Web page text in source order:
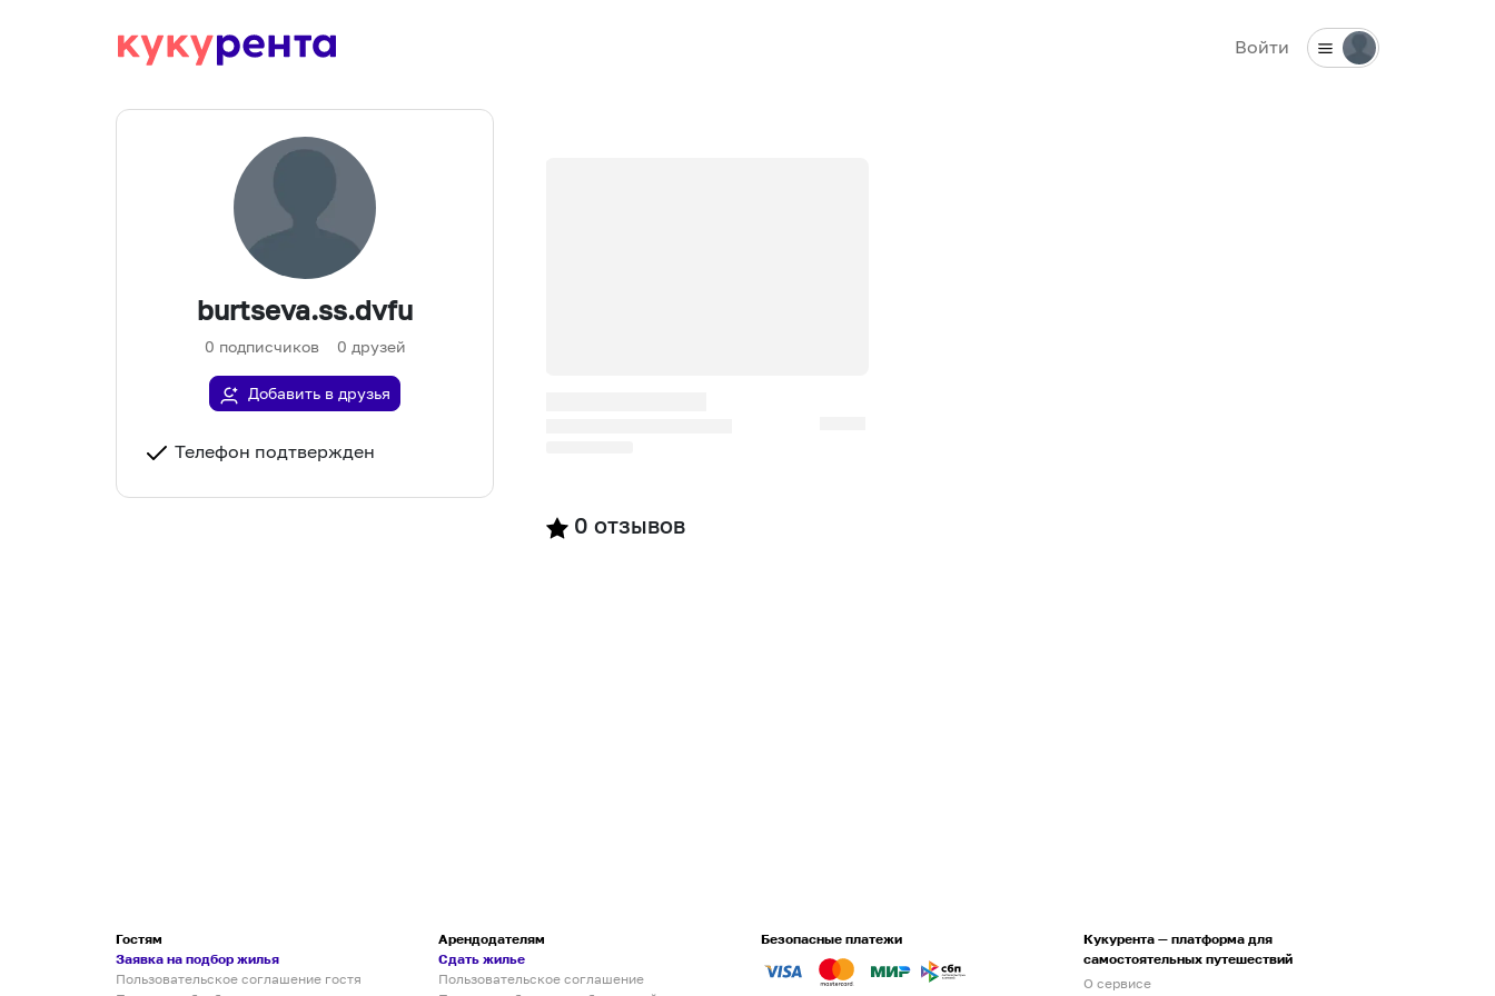
Войти
burtseva.ss.dvfu
0 подписчиков 0 друзей
Добавить в друзья
Телефон подтвержден
0 отзывов
Гостям
Заявка на подбор жилья
Пользовательское соглашение гостя
Арендодателям
Сдать жилье
Пользовательское соглашение
Безопасные платежи
Кукурента — платформа для
самостоятельных путешествий
О сервисе